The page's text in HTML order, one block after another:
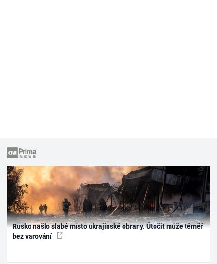
Rusko našlo slabé místo ukrajinské obrany. Útočit může téměř
bez varování